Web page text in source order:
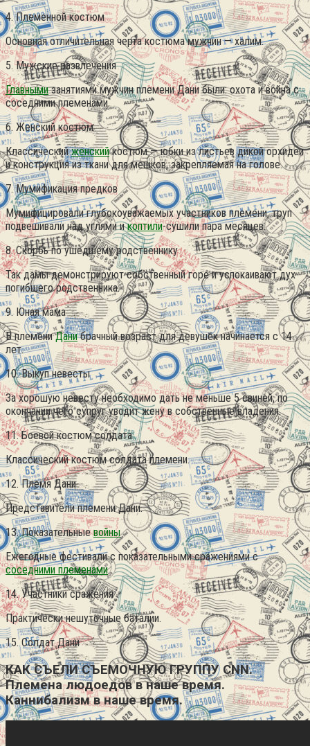
4. Племенной костюм
Основная отличительная черта костюма мужчин — халим.
5. Мужские развлечения
Главнымизанятиями мужчин племени Дани были: охота и война с
соседними племенами.
6. Женский костюм
Классическийженскийкостюм — юбки из листьев дикой орхидеи
и конструкция из ткани для мешков, закрепляемая на голове.
7. Мумификация предков
Мумифицировали глубокоуважаемых участников племени, труп
подвешивали над углями икоптили-сушили пара месяцев.
8. Скорбь по ушедшему родственнику
Так дамы демонстрируют собственный горе и успокаивают дух
погибшего родственника.
9. Юная мама
В племениДанибрачный возраст для девушек начинается с 14
лет.
10. Выкуп невесты
За хорошую невесту необходимо дать не меньше 5 свиней, по
окончании чего супруг уводит жену в собственные владения.
11. Боевой костюм солдата
Классический костюм солдата племени.
12. Племя Дани
Представители племени Дани.
13. Показательныевойны
Ежегодные фестивали с показательными сражениями с
соседними племенами.
14. Участники сражения
Практически нешуточные баталии.
15. Солдат Дани
КАК СЪЕЛИ СЪЕМОЧНУЮ ГРУППУ CNN.
Племена людоедов в наше время.
Каннибализм в наше время.